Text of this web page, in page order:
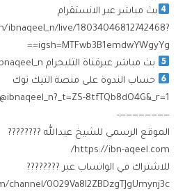
بث مباشر عبر الانستقرام
live/18034046812742468?
igsh=MTFwb3B1emdwYWgyYg==
بث مباشر عبرقناة التليجرام https://t.me/ibnaqeel_n
حساب الندوة على منصة التيك توك
————————-
الموقع الرسمي للشيخ عبدالله ????????
للاشتراك في الواتساب عبر ????????
0029Va8I2ZBDzgTJgUmynj3c